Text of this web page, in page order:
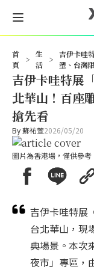
首
頁
>
生
活
>
吉伊卡哇
塑、台灣
吉伊卡哇特展
北華山！百座
搶先看
By蘇祐萱2026/05/20
圖片為香港場，僅供參
吉伊卡哇特展
台北華山，現
典場景。本次
夜市」專區，